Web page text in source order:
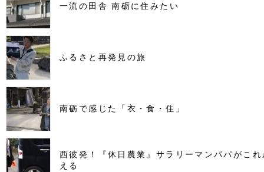
一流の田舎 南砺に住みたい
ふるさと再発見の旅
南砺で感じた「衣・食・住」
西彼発！『休日農業』サラリーマンパパがこ
える